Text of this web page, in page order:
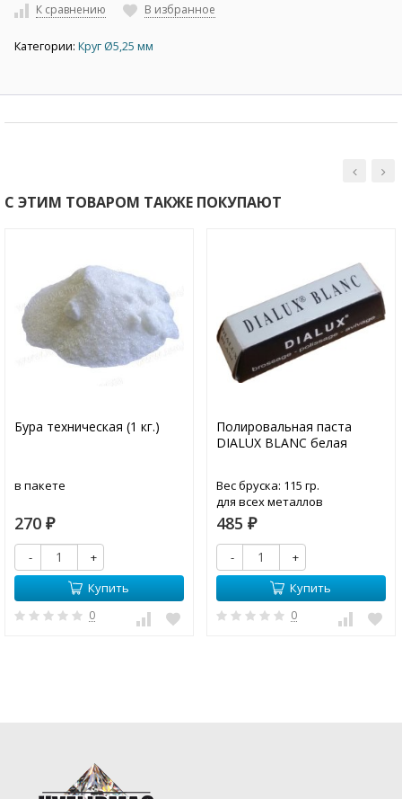
К сравнению В избранное
Категории: Круг Ø5,25 мм
С ЭТИМ ТОВАРОМ ТАКЖЕ ПОКУПАЮТ
Бура техническая (1 кг.)
в пакете
270 ₽
-
+
Купить
0
Полировальная паста
DIALUX BLANC белая
Вес бруска: 115 гр.
для всех металлов
485 ₽
-
+
Купить
0